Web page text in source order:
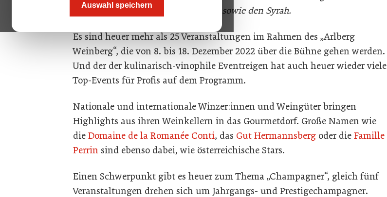
Auswahl speichern
Dezember 2022 ihren Blaufränkisch sowie den Syrah.
Es sind heuer mehr als 25 Veranstaltungen im Rahmen des „Arlberg
Weinberg“, die von 8. bis 18. Dezember 2022 über die Bühne gehen werden.
Und der der kulinarisch-vinophile Eventreigen hat auch heuer wieder viele
Top-Events für Profis auf dem Programm.
Nationale und internationale Winzer:innen und Weingüter bringen
Highlights aus ihren Weinkellern in das Gourmetdorf. Große Namen wie
die Domaine de la Romanée Conti, das Gut Hermannsberg oder die Famille
Perrin sind ebenso dabei, wie österreichische Stars.
Einen Schwerpunkt gibt es heuer zum Thema „Champagner“, gleich fünf
Veranstaltungen drehen sich um Jahrgangs- und Prestigechampagner.